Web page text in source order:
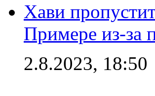
Хави
Примере из-за
2.8.2023, 18:50